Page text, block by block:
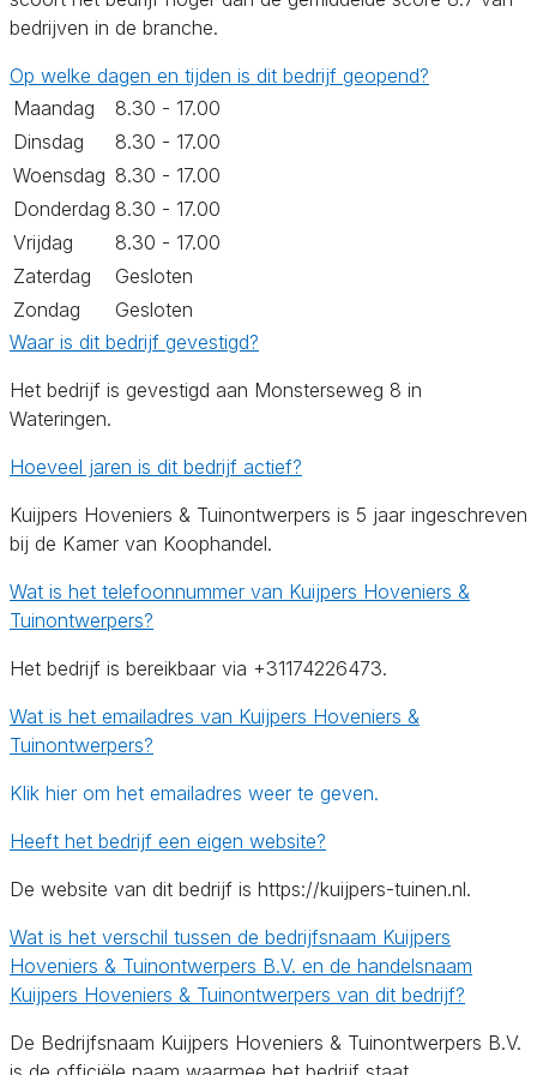
bedrijven in de branche.
Op welke dagen en tijden is dit bedrijf geopend?
Maandag
8.30 - 17.00
Dinsdag
8.30 - 17.00
Woensdag 8.30 - 17.00
Donderdag 8.30 - 17.00
Vrijdag
8.30 - 17.00
Zaterdag
Gesloten
Zondag
Gesloten
Waar is dit bedrijf gevestigd?
Het bedrijf is gevestigd aan Monsterseweg 8 in
Wateringen.
Hoeveel jaren is dit bedrijf actief?
Kuijpers Hoveniers & Tuinontwerpers is 5 jaar ingeschreven
bij de Kamer van Koophandel.
Wat is het telefoonnummer van Kuijpers Hoveniers &
Tuinontwerpers?
Het bedrijf is bereikbaar via +31174226473.
Wat is het emailadres van Kuijpers Hoveniers &
Tuinontwerpers?
Klik hier om het emailadres weer te geven.
Heeft het bedrijf een eigen website?
De website van dit bedrijf is https://kuijpers-tuinen.nl.
Wat is het verschil tussen de bedrijfsnaam Kuijpers
Hoveniers & Tuinontwerpers B.V. en de handelsnaam
Kuijpers Hoveniers & Tuinontwerpers van dit bedrijf?
De Bedrijfsnaam Kuijpers Hoveniers & Tuinontwerpers B.V.